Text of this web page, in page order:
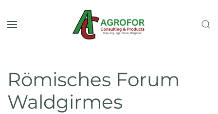
Skip to main content
Römisches Forum
Waldgirmes